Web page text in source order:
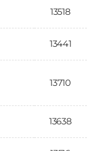
13518
13441
13710
13638